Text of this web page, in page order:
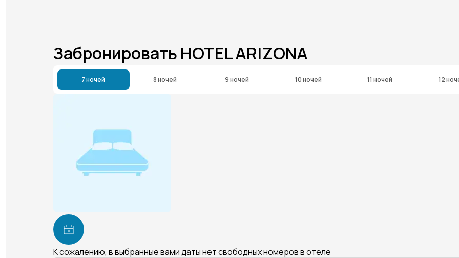
Забронировать HOTEL ARIZONA
7 ночей 8 ночей 9 ночей 10 ночей 11 ночей 12
К сожалению, в выбранные вами даты нет свободных номеров в отеле